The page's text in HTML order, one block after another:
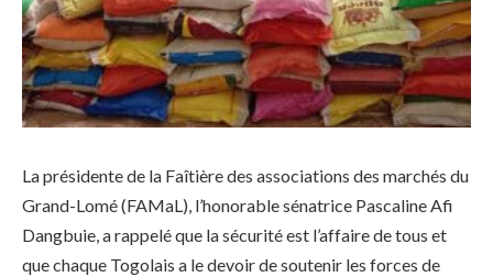
La présidente de la Faîtière des associations des marchés du
Grand-Lomé (FAMaL), l’honorable sénatrice Pascaline Afi
Dangbuie, a rappelé que la sécurité est l’affaire de tous et
que chaque Togolais a le devoir de soutenir les forces de